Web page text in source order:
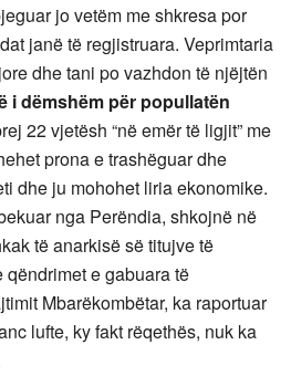
jo vetëm me shkresa por
janë të regjistruara. Veprimtaria
dhe tani po vazhdon të njëjtën
i dëmshëm për popullatën
22 vjetësh “në emër të ligjit” me
prona e trashëguar dhe
dhe ju mohohet liria ekonomike.
nga Perëndia, shkojnë në
të anarkisë së titujve të
e gabuara të
Mbarëkombëtar, ka raportuar
lufte, ky fakt rëqethës, nuk ka